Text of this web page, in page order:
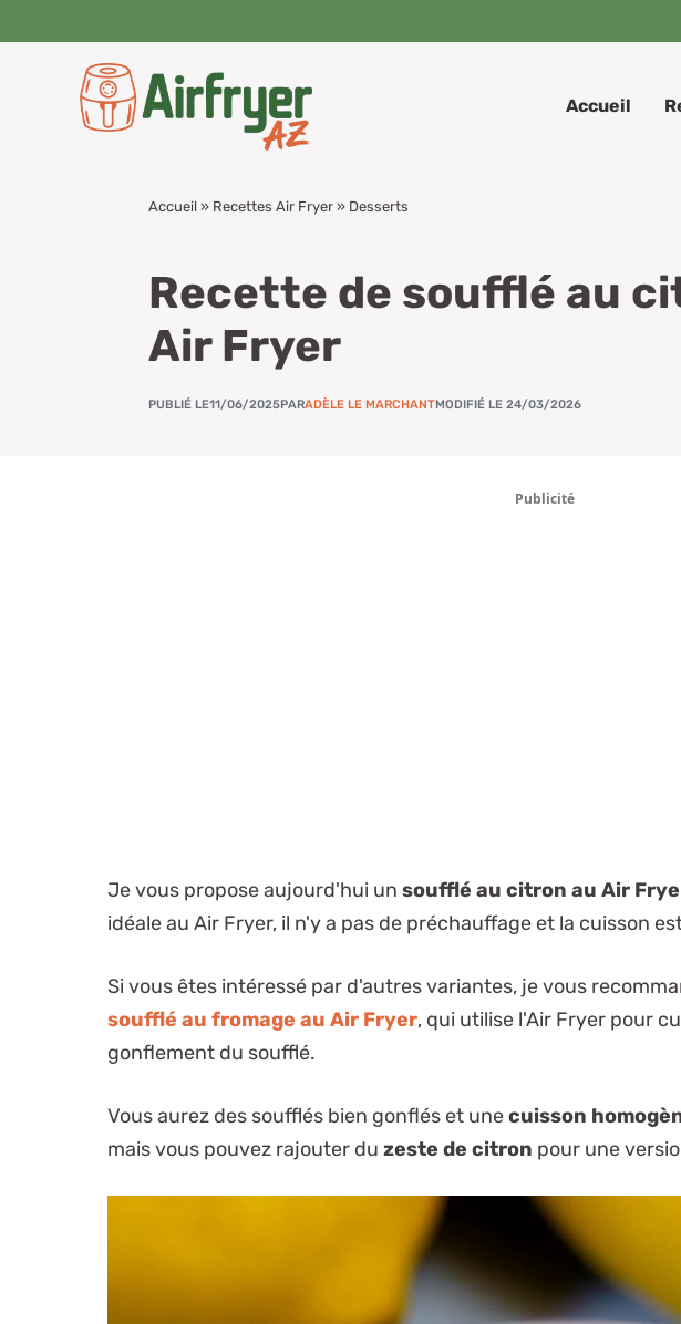
au
Accueil
Accueil » Recettes Air Fryer » Desserts
Recette de soufflé au
Air Fryer
PUBLIÉ LE11/06/2025PARADÈLE LE MARCHANTMODIFIÉ LE 24/03/2026
Publicité
Je vous propose aujourd'hui un soufflé au citron au Air
idéale au Air Fryer, il n'y a pas de préchauffage et la cuisson
Si vous êtes intéressé par d'autres variantes, je vous
soufflé au fromage au Air Fryer, qui utilise l'Air Fryer pour
gonflement du soufflé.
Vous aurez des soufflés bien gonflés et unecuisson
mais vous pouvez rajouter du zeste de citron pour une